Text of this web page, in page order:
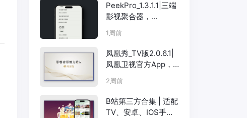
PeekPro_1.3.1.1|三端
影视聚合器，
Android+iOS+Windo
ws全覆盖
1周前
凤凰秀_TV版2.0.6.1|
凤凰卫视官方App，
多频道直播+深度资讯
2周前
B站第三方合集 | 适配
TV、安卓、IOS手